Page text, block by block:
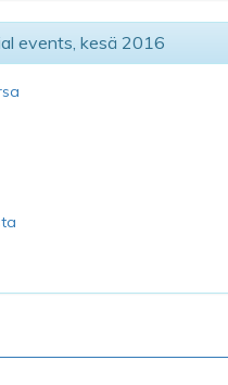
events, kesä 2016